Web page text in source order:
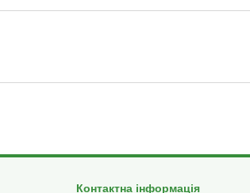
Контактна інформація